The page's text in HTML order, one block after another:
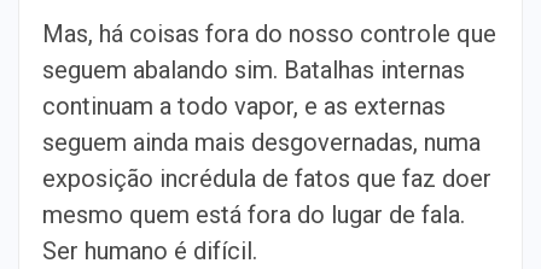
Mas, há coisas fora do nosso controle que
seguem abalando sim. Batalhas internas
continuam a todo vapor, e as externas
seguem ainda mais desgovernadas, numa
exposição incrédula de fatos que faz doer
mesmo quem está fora do lugar de fala.
Ser humano é difícil.